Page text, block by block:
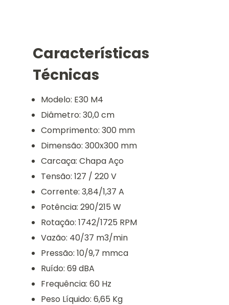
Características
Técnicas
Modelo: E30 M4
Diâmetro: 30,0 cm
Comprimento: 300 mm
Dimensão: 300x300 mm
Carcaça: Chapa Aço
Tensão: 127 / 220 V
Corrente: 3,84/1,37 A
Potência: 290/215 W
Rotação: 1742/1725 RPM
Vazão: 40/37 m3/min
Pressão: 10/9,7 mmca
Ruído: 69 dBA
Frequência: 60 Hz
Peso Líquido: 6,65 Kg